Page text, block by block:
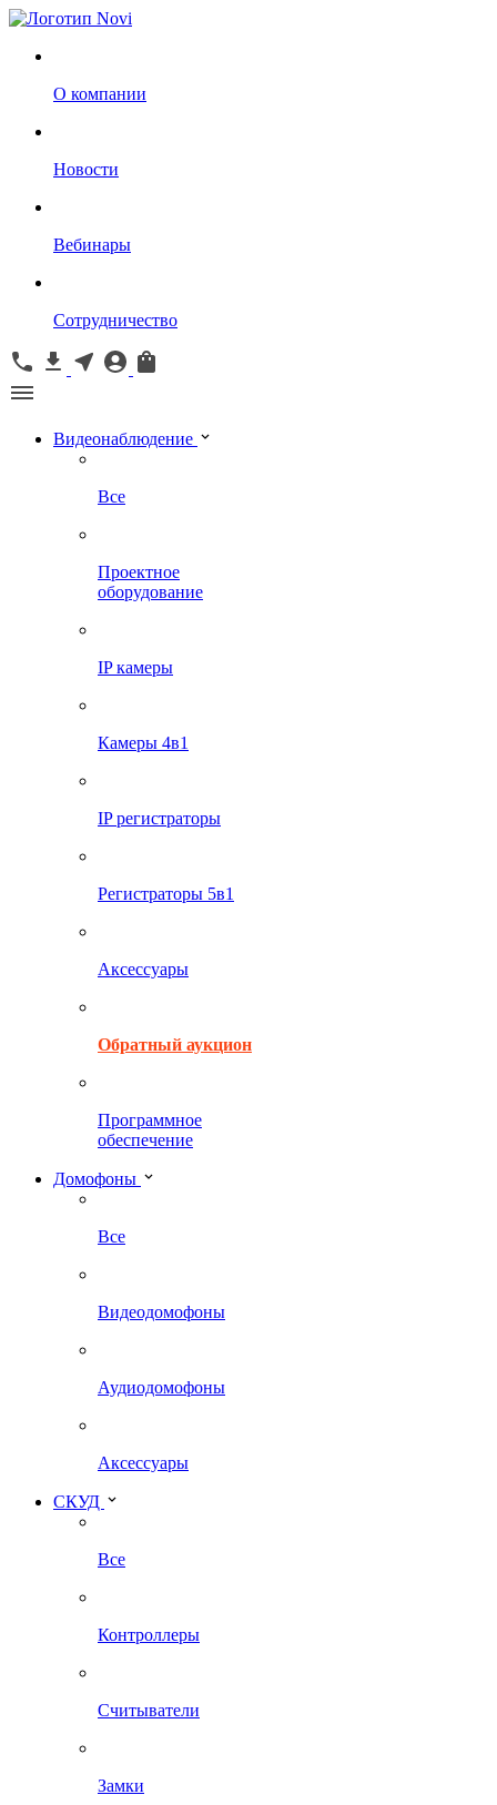
О компании
Новости
Вебинары
Сотрудничество
Видеонаблюдение
Все
Проектное
оборудование
IP камеры
Камеры 4в1
IP регистраторы
Регистраторы 5в1
Аксессуары
Обратный аукцион
Программное
обеспечение
Домофоны
Все
Видеодомофоны
Аудиодомофоны
Аксессуары
СКУД
Все
Контроллеры
Считыватели
Замки